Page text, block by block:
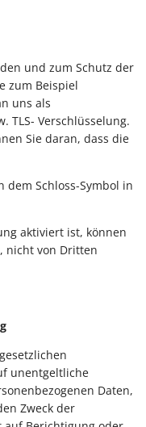
und zum Schutz der
zum Beispiel
uns als
TLS- Verschlüsselung.
Sie daran, dass die
dem Schloss-Symbol in
aktiviert ist, können
nicht von Dritten
unentgeltliche
Daten,
Zweck der